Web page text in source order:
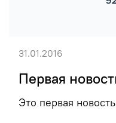
Первая
Это первая
31.01.2016